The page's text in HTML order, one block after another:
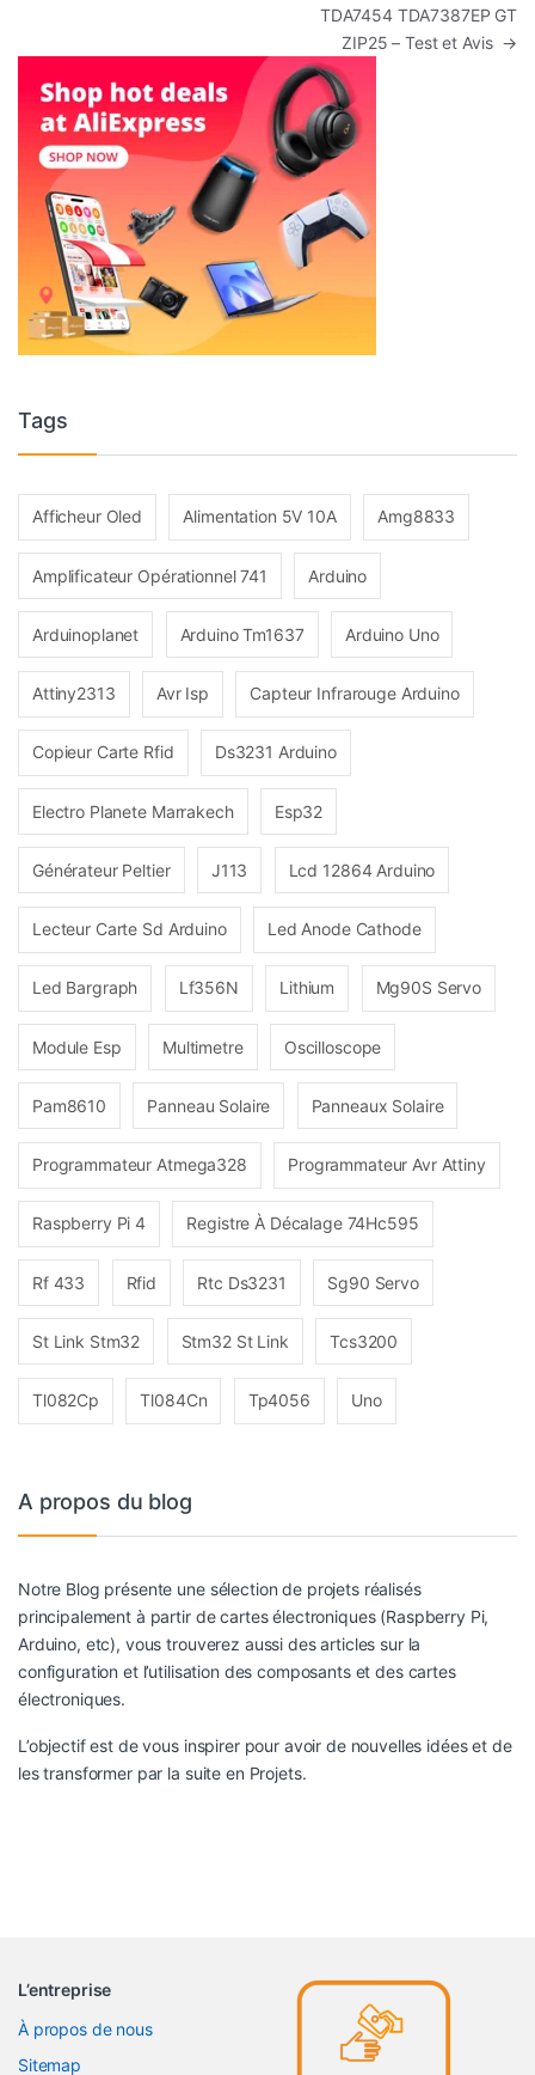
TDA7454 TDA7387EP GT
ZIP25 – Test et Avis →
Tags
Afficheur Oled Alimentation 5V 10A Amg8833
Amplificateur Opérationnel 741 Arduino
Arduinoplanet Arduino Tm1637 Arduino Uno
Attiny2313 Avr Isp Capteur Infrarouge Arduino
Copieur Carte Rfid Ds3231 Arduino
Electro Planete Marrakech Esp32
Générateur Peltier J113 Lcd 12864 Arduino
Lecteur Carte Sd Arduino Led Anode Cathode
Led Bargraph Lf356N Lithium Mg90S Servo
Module Esp Multimetre Oscilloscope
Pam8610 Panneau Solaire Panneaux Solaire
Programmateur Atmega328 Programmateur Avr Attiny
Raspberry Pi 4 Registre À Décalage 74Hc595
Rf 433 Rfid Rtc Ds3231 Sg90 Servo
St Link Stm32 Stm32 St Link Tcs3200
Tl082Cp Tl084Cn Tp4056 Uno
A propos du blog
Notre Blog présente une sélection de projets réalisés
principalement à partir de cartes électroniques (Raspberry Pi,
Arduino, etc), vous trouverez aussi des articles sur la
configuration et l’utilisation des composants et des cartes
électroniques.
L’objectif est de vous inspirer pour avoir de nouvelles idées et de
les transformer par la suite en Projets.
L’entreprise
À propos de nous
Sitemap